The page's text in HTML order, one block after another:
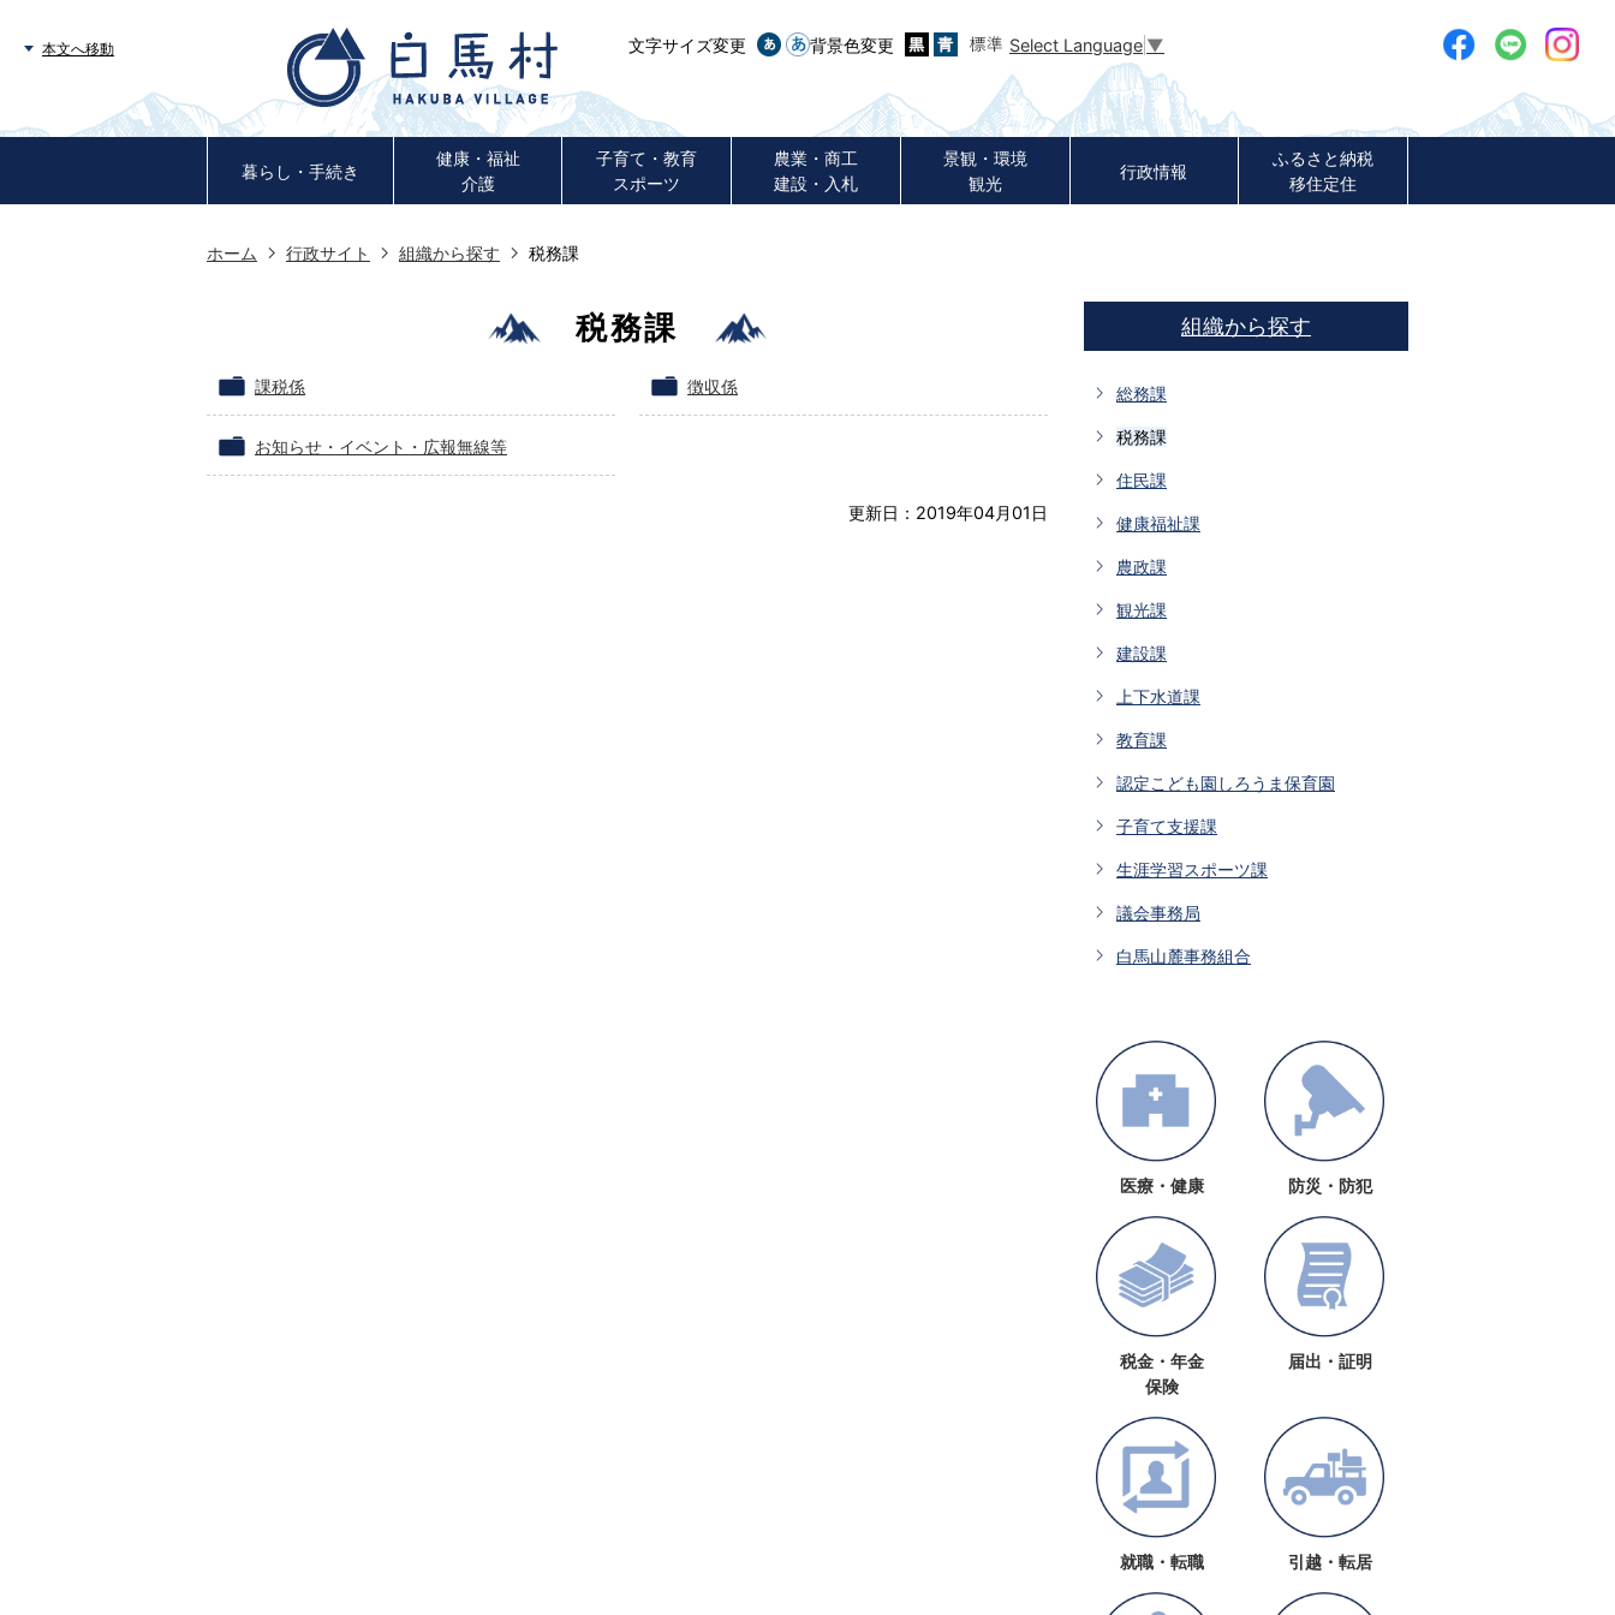
本文へ移動 文字サイズ変更 背景色変更 Select Language ▼
暮らし・手続き
健康・福祉
介護
子育て・教育
スポーツ
農業・商工
建設・入札
景観・環境
観光
行政情報
ふるさと納税
移住定住
ホーム 行政サイト 組織から探す 税務課
税務課
課税係 徴収係
お知らせ・イベント・広報無線等
更新日：2019年04月01日
組織から探す
総務課
税務課
住民課
健康福祉課
農政課
観光課
建設課
上下水道課
教育課
認定こども園しろうま保育園
子育て支援課
生涯学習スポーツ課
議会事務局
白馬山麓事務組合
医療・健康 防災・防犯
税金・年金
保険
届出・証明
就職・転職 引越・転居